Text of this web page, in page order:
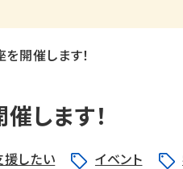
開催します！
します！
したい イベント